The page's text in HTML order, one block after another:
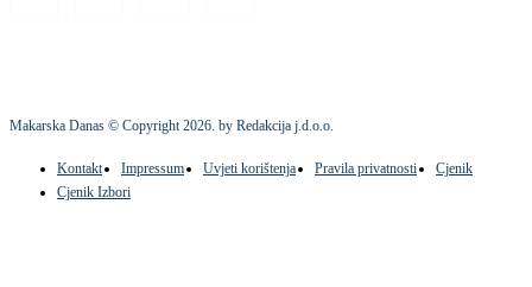
Makarska Danas © Copyright2026. by Redakcija j.d.o.o.
Kontakt Impressum Uvjeti korištenja Pravila privatnosti
Cjenik
Cjenik Izbori